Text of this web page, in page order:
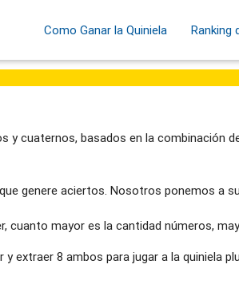
Como Ganar la Quiniela Ranking
y cuaternos, basados en la
genere aciertos. Nosotros ponemos a
cuanto mayor es la cantidad números,
y extraer 8 ambos para jugar a la quiniela